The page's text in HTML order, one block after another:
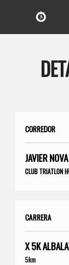
CORREDOR
JAVIER
CLUB TRIATLON
CARRERA
X 5K
5km